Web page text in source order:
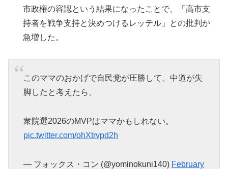
市政権の容認という結果になったことで、「高市支
持者を戦争支持と決めつけるレッテル」との批判が
急増した。
このママのおかげで自民党が圧勝して、中道が失
脚したと考えたら、
衆院選2026のMVPはママかもしれない。
pic.twitter.com/ohXtrvpd2h
— フォックス・コン (@yominokuni140) February